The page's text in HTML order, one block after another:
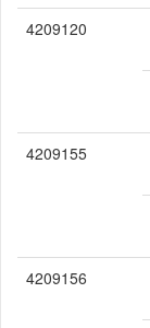
4209120
4209155
4209156